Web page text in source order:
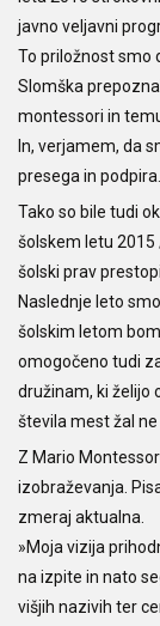
javno veljavni
To priložnost smo
Slomška
montessori in
In, verjamem, da
presega in podpira.
Tako so bile tudi
šolskem letu 2015
šolski prav
Naslednje leto
šolskim letom
omogočeno tudi
družinam, ki želijo
števila mest žal
Z Mario
izobraževanja.
zmeraj aktualna.
»Moja vizija
na izpite in nato
višjih nazivih ter